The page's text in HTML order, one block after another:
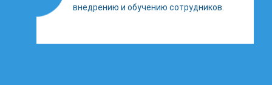
внедрению и обучению сотрудников.